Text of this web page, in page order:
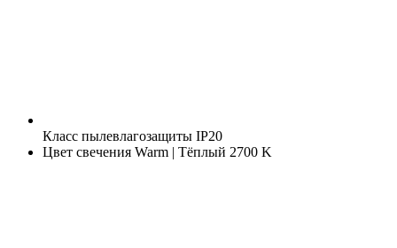
Класс пылевлагозащиты IP20
Цвет свечения Warm | Тёплый 2700 K